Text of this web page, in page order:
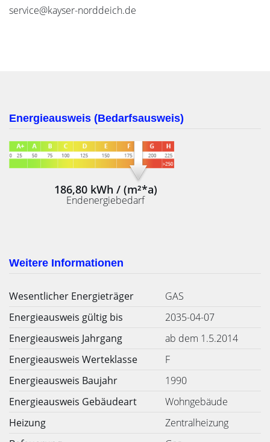
service@kayser-norddeich.de
Energieausweis (Bedarfsausweis)
186,80 kWh / (m²*a)
Endenergiebedarf
Weitere Informationen
Wesentlicher Energieträger
GAS
Energieausweis gültig bis
2035-04-07
Energieausweis Jahrgang
ab dem 1.5.2014
Energieausweis Werteklasse
F
Energieausweis Baujahr
1990
Energieausweis Gebäudeart
Wohngebäude
Heizung
Zentralheizung